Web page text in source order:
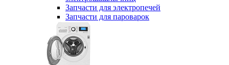
Запчасти для электропечей
Запчасти для пароварок